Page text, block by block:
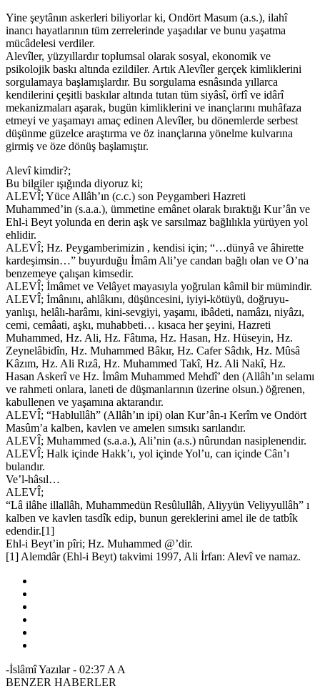
Yine şeytânın askerleri biliyorlar ki, Ondört Masum (a.s.), ilahî
inancı hayatlarının tüm zerrelerinde yaşadılar ve bunu yaşatma
mücâdelesi verdiler.
Alevîler, yüzyıllardır toplumsal olarak sosyal, ekonomik ve
psikolojik baskı altında ezildiler. Artık Alevîler gerçek kimliklerini
sorgulamaya başlamışlardır. Bu sorgulama esnâsında yıllarca
kendilerini çeşitli baskılar altında tutan tüm siyâsî, örfî ve idârî
mekanizmaları aşarak, bugün kimliklerini ve inançlarını muhâfaza
etmeyi ve yaşamayı amaç edinen Alevîler, bu dönemlerde serbest
düşünme güzelce araştırma ve öz inançlarına yönelme kulvarına
girmiş ve öze dönüş başlamıştır.
Alevî kimdir?;
Bu bilgiler ışığında diyoruz ki;
ALEVÎ; Yüce Allâh’ın (c.c.) son Peygamberi Hazreti
Muhammed’in (s.a.a.), ümmetine emânet olarak bıraktığı Kur’ân ve
Ehl-i Beyt yolunda en derin aşk ve sarsılmaz bağlılıkla yürüyen yol
ehlidir.
ALEVÎ; Hz. Peygamberimizin , kendisi için; “…dünyâ ve âhirette
kardeşimsin…” buyurduğu İmâm Ali’ye candan bağlı olan ve O’na
benzemeye çalışan kimsedir.
ALEVÎ; İmâmet ve Velâyet mayasıyla yoğrulan kâmil bir mümindir.
ALEVÎ; İmânını, ahlâkını, düşüncesini, iyiyi-kötüyü, doğruyu-
yanlışı, helâlı-harâmı, kini-sevgiyi, yaşamı, ibâdeti, namâzı, niyâzı,
cemi, cemâati, aşkı, muhabbeti… kısaca her şeyini, Hazreti
Muhammed, Hz. Ali, Hz. Fâtıma, Hz. Hasan, Hz. Hüseyin, Hz.
Zeynelâbidîn, Hz. Muhammed Bâkır, Hz. Cafer Sâdık, Hz. Mûsâ
Kâzım, Hz. Ali Rızâ, Hz. Muhammed Takî, Hz. Ali Nakî, Hz.
Hasan Askerî ve Hz. İmâm Muhammed Mehdî’ den (Allâh’ın selamı
ve rahmeti onlara, laneti de düşmanlarının üzerine olsun.) öğrenen,
kabullenen ve yaşamına aktarandır.
ALEVÎ; “Hablullâh” (Allâh’ın ipi) olan Kur’ân-ı Kerîm ve Ondört
Masûm’a kalben, kavlen ve amelen sımsıkı sarılandır.
ALEVÎ; Muhammed (s.a.a.), Ali’nin (a.s.) nûrundan nasiplenendir.
ALEVÎ; Halk içinde Hakk’ı, yol içinde Yol’u, can içinde Cân’ı
bulandır.
Ve’l-hâsıl…
ALEVÎ;
“Lâ ilâhe illallâh, Muhammedün Resûlullâh, Aliyyün Veliyyullâh” ı
kalben ve kavlen tasdîk edip, bunun gereklerini amel ile de tatbîk
edendir.[1]
Ehl-i Beyt’in pîri; Hz. Muhammed @’dir.
[1] Alemdâr (Ehl-i Beyt) takvimi 1997, Ali İrfan: Alevî ve namaz.
-İslâmî Yazılar- 02:37 A A
BENZER HABERLER